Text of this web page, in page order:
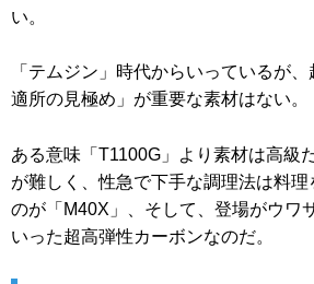
い。
「テムジン」時代からいっているが
適所の見極め」が重要な素材はない。
ある意味「T1100G」より素材は高級
が難しく、性急で下手な調理法は料
のが「M40X」、そして、登場がウワ
いった超高弾性カーボンなのだ。